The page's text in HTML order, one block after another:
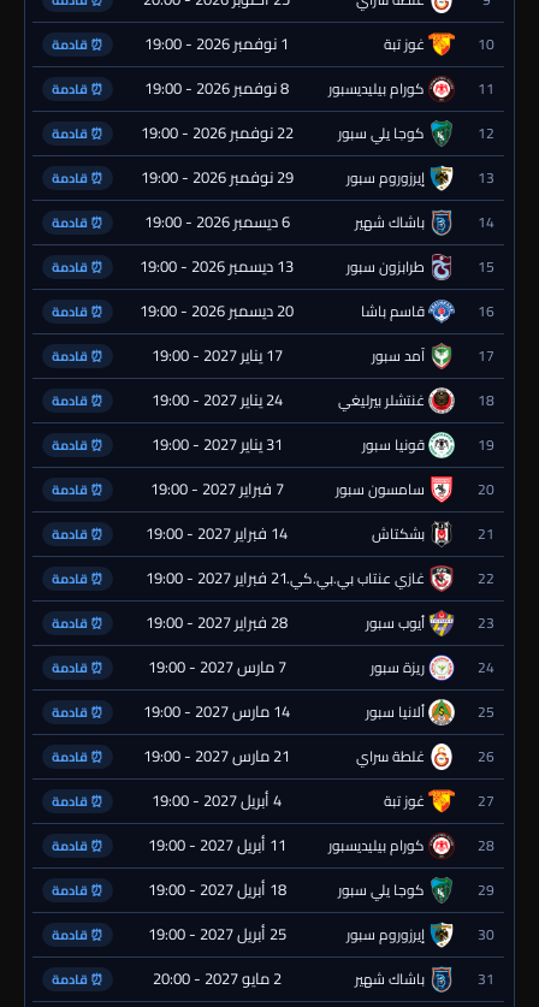
10 غوز تبة 1 نوفمبر 2026 - 19:00 ⏰ قادمة
11 كورام بيليديسبور 8 نوفمبر 2026 - 19:00 ⏰ قادمة
12 كوجا يلي سبور 22 نوفمبر 2026 - 19:00 ⏰ قادمة
13 إيرزوروم سبور 29 نوفمبر 2026 - 19:00 ⏰ قادمة
14 باشاك شهير 6 ديسمبر 2026 - 19:00 ⏰ قادمة
15 طرابزون سبور 13 ديسمبر 2026 - 19:00 ⏰ قادمة
16 قاسم باشا 20 ديسمبر 2026 - 19:00 ⏰ قادمة
17 آمد سبور 17 يناير 2027 - 19:00 ⏰ قادمة
18 غنتشلر بيرليغي 24 يناير 2027 - 19:00 ⏰ قادمة
19 قونيا سبور 31 يناير 2027 - 19:00 ⏰ قادمة
20 سامسون سبور 7 فبراير 2027 - 19:00 ⏰ قادمة
21 بشكتاش 14 فبراير 2027 - 19:00 ⏰ قادمة
22 غازي عنتاب بي.بي.كي.21 فبراير 2027 - 19:00 ⏰ قادمة
23 أيوب سبور 28 فبراير 2027 - 19:00 ⏰ قادمة
24 ريزة سبور 7 مارس 2027 - 19:00 ⏰ قادمة
25 ألانيا سبور 14 مارس 2027 - 19:00 ⏰ قادمة
26 غلطة سراي 21 مارس 2027 - 19:00 ⏰ قادمة
27 غوز تبة 4 أبريل 2027 - 19:00 ⏰ قادمة
28 كورام بيليديسبور 11 أبريل 2027 - 19:00 ⏰ قادمة
29 كوجا يلي سبور 18 أبريل 2027 - 19:00 ⏰ قادمة
30 إيرزوروم سبور 25 أبريل 2027 - 19:00 ⏰ قادمة
31 باشاك شهير 2 مايو 2027 - 20:00 ⏰ قادمة